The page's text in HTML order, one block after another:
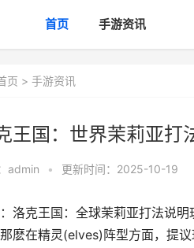
首页 手游资讯
页 > 手游资讯
王国：世界茉莉亚打
admin • 更新时间：2025-10-19
洛克王国：全球茉莉亚打法说
麽在精灵(elves)阵型方面，提